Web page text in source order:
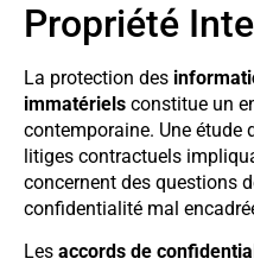
Propriété
La protection des
immatériels constitue un
contemporaine. Une étude
litiges contractuels
concernent des questions
confidentialité mal
Les accords de